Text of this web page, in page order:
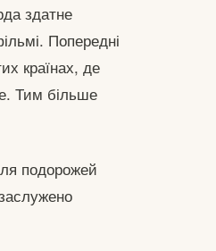
здатне
Попередні
країнах, де
Тим більше
подорожей